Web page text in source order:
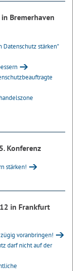
Bremerhaven
Datenschutz stärken"
Konferenz
stärken!
in Frankfurt
voranbringen!
darf nicht auf der